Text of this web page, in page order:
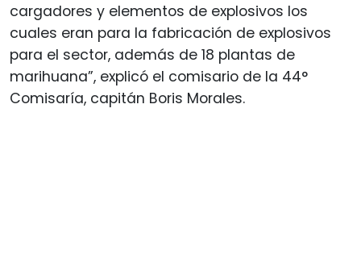
cargadores y elementos de explosivos los
cuales eran para la fabricación de explosivos
para el sector, además de 18 plantas de
marihuana”, explicó el comisario de la 44°
Comisaría, capitán Boris Morales.